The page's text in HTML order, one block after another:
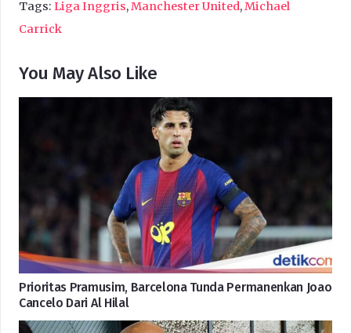
Tags: Liga Inggris,Manchester United,Michael
Carrick
You May Also Like
Prioritas Pramusim, Barcelona Tunda Permanenkan Joao
Cancelo Dari Al Hilal